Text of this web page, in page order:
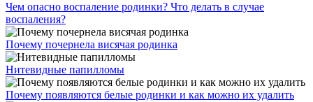
Чем опасно воспаление родинки? Что делать в случае
воспаления?
Почему почернела висячая родинка
Нитевидные папилломы
Почему появляются белые родинки и как можно их удалить